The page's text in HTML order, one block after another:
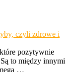
czyli zdrowe i
pozytywnie
to między innymi
…